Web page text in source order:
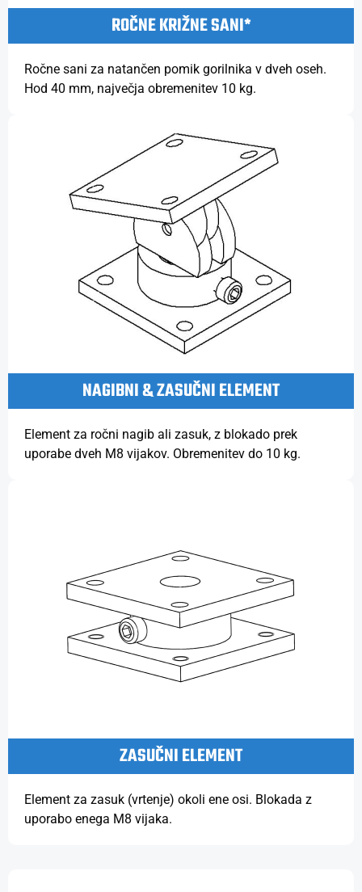
ROČNE KRIŽNE SANI*
Ročne sani za natančen pomik gorilnika v dveh oseh.
Hod 40 mm, največja obremenitev 10 kg.
NAGIBNI & ZASUČNI ELEMENT
Element za ročni nagib ali zasuk, z blokado prek
uporabe dveh M8 vijakov. Obremenitev do 10 kg.
ZASUČNI ELEMENT
Element za zasuk (vrtenje) okoli ene osi. Blokada z
uporabo enega M8 vijaka.